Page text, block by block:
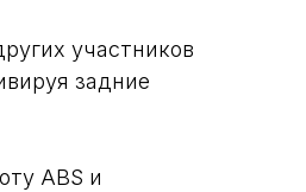
участников
задние
ABS и